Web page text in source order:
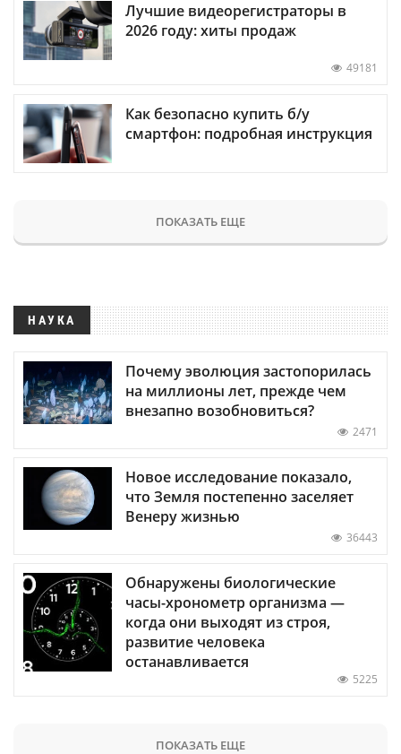
Лучшие видеорегистраторы в
2026 году: хиты продаж
49181
Как безопасно купить б/у
смартфон: подробная инструкция
ПОКАЗАТЬ ЕЩЕ
НАУКА
Почему эволюция застопорилась
на миллионы лет, прежде чем
внезапно возобновиться?
2471
Новое исследование показало,
что Земля постепенно заселяет
Венеру жизнью
36443
Обнаружены биологические
часы-хронометр организма —
когда они выходят из строя,
развитие человека
останавливается
5225
ПОКАЗАТЬ ЕЩЕ